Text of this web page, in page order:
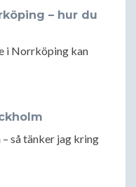
– hur du
i Norrköping kan
så tänker jag kring